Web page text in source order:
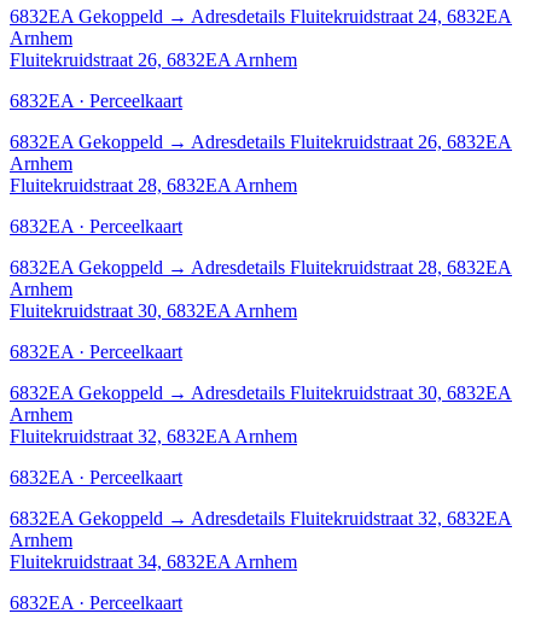
6832EA Gekoppeld → Adresdetails Fluitekruidstraat 24, 6832EA
Arnhem
Fluitekruidstraat 26, 6832EA Arnhem
6832EA · Perceelkaart
6832EA Gekoppeld → Adresdetails Fluitekruidstraat 26, 6832EA
Arnhem
Fluitekruidstraat 28, 6832EA Arnhem
6832EA · Perceelkaart
6832EA Gekoppeld → Adresdetails Fluitekruidstraat 28, 6832EA
Arnhem
Fluitekruidstraat 30, 6832EA Arnhem
6832EA · Perceelkaart
6832EA Gekoppeld → Adresdetails Fluitekruidstraat 30, 6832EA
Arnhem
Fluitekruidstraat 32, 6832EA Arnhem
6832EA · Perceelkaart
6832EA Gekoppeld → Adresdetails Fluitekruidstraat 32, 6832EA
Arnhem
Fluitekruidstraat 34, 6832EA Arnhem
6832EA · Perceelkaart